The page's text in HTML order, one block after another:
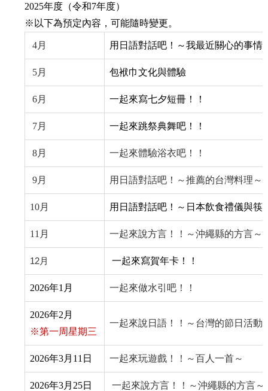
2025年度（令和7年度）
※以下為預定內容，可能隨時變更。
4月 用日語對話吧！～我最近關心的事情
5月 包袱巾文化與體驗
6月 一起來寫七夕短冊！！
7月 一起來跳祭典舞吧！！
8月 一起來體驗浴衣吧！！
9月 用日語對話吧！～推薦的台灣料理～
10月 用日語對話吧！～ 日本飲食禮儀與筷
11月 一起來說方言！！～沖繩縣的方言～
12月 一起來寫賀年卡！！
2026年1月 一起來做水引吧！！
2026年2月
※第一周星期三
一起來說日語！！～台灣的節日活動
2026年3月11日 一起來玩遊戲！！～百人一首～
2026年3月25日 一起來說方言！！～沖繩縣的方言～